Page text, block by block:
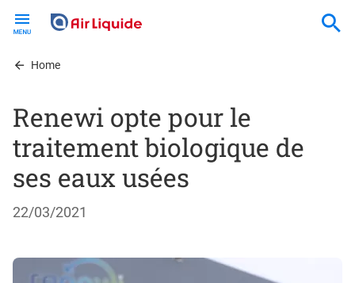
contentHome
Renewi opte pour le
traitement biologique de
ses eaux usées
22/03/2021